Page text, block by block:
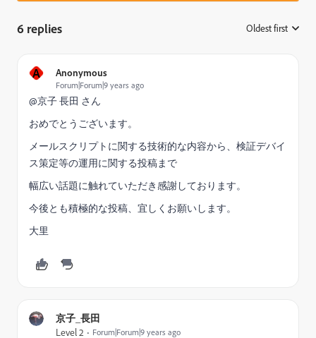
6 replies Oldest first
A Anonymous
Forum|Forum|9 years ago
@京子 長田 さん
おめでとうございます。
メールスクリプトに関する技術的な内容から、検証デバイ
ス策定等の運用に関する投稿まで
幅広い話題に触れていただき感謝しております。
今後とも積極的な投稿、宜しくお願いします。
大里
京子_長田
Level 2 Forum|Forum|9 years ago